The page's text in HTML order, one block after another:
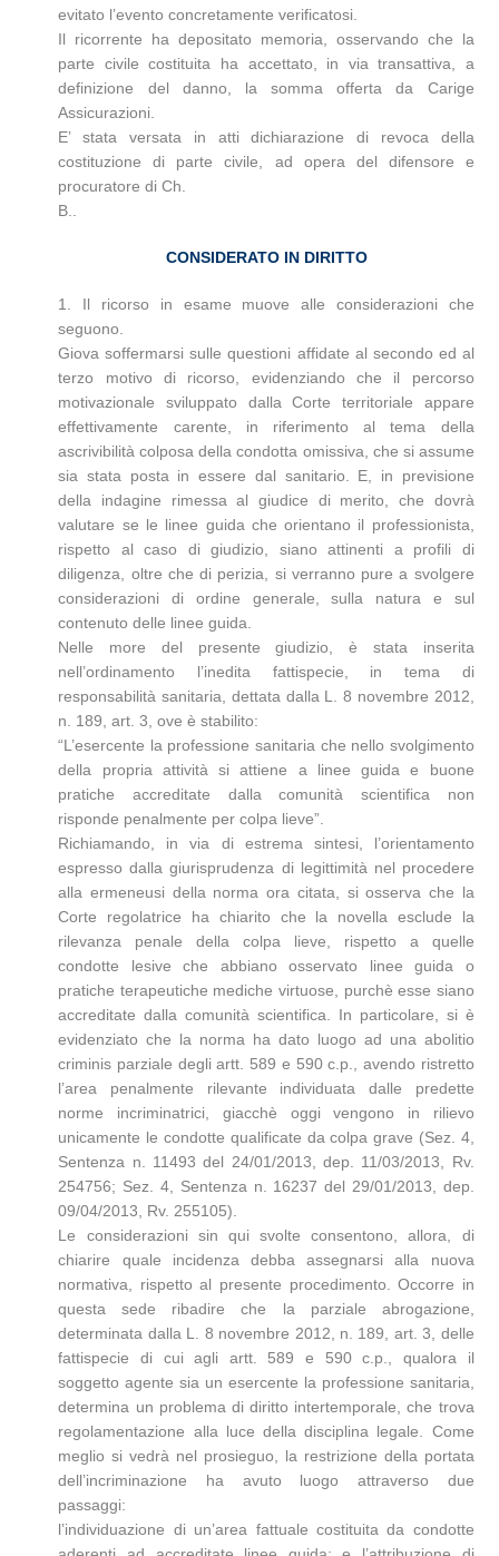
evitato l’evento concretamente verificatosi.
Il ricorrente ha depositato memoria, osservando che la
parte civile costituita ha accettato, in via transattiva, a
definizione del danno, la somma offerta da Carige
Assicurazioni.
E’ stata versata in atti dichiarazione di revoca della
costituzione di parte civile, ad opera del difensore e
procuratore di Ch.
B..
CONSIDERATO IN DIRITTO
1. Il ricorso in esame muove alle considerazioni che
seguono.
Giova soffermarsi sulle questioni affidate al secondo ed al
terzo motivo di ricorso, evidenziando che il percorso
motivazionale sviluppato dalla Corte territoriale appare
effettivamente carente, in riferimento al tema della
ascrivibilità colposa della condotta omissiva, che si assume
sia stata posta in essere dal sanitario. E, in previsione
della indagine rimessa al giudice di merito, che dovrà
valutare se le linee guida che orientano il professionista,
rispetto al caso di giudizio, siano attinenti a profili di
diligenza, oltre che di perizia, si verranno pure a svolgere
considerazioni di ordine generale, sulla natura e sul
contenuto delle linee guida.
Nelle more del presente giudizio, è stata inserita
nell’ordinamento l’inedita fattispecie, in tema di
responsabilità sanitaria, dettata dalla L. 8 novembre 2012,
n. 189, art. 3, ove è stabilito:
“L’esercente la professione sanitaria che nello svolgimento
della propria attività si attiene a linee guida e buone
pratiche accreditate dalla comunità scientifica non
risponde penalmente per colpa lieve”.
Richiamando, in via di estrema sintesi, l’orientamento
espresso dalla giurisprudenza di legittimità nel procedere
alla ermeneusi della norma ora citata, si osserva che la
Corte regolatrice ha chiarito che la novella esclude la
rilevanza penale della colpa lieve, rispetto a quelle
condotte lesive che abbiano osservato linee guida o
pratiche terapeutiche mediche virtuose, purchè esse siano
accreditate dalla comunità scientifica. In particolare, si è
evidenziato che la norma ha dato luogo ad una abolitio
criminis parziale degli artt. 589 e 590 c.p., avendo ristretto
l’area penalmente rilevante individuata dalle predette
norme incriminatrici, giacchè oggi vengono in rilievo
unicamente le condotte qualificate da colpa grave (Sez. 4,
Sentenza n. 11493 del 24/01/2013, dep. 11/03/2013, Rv.
254756; Sez. 4, Sentenza n. 16237 del 29/01/2013, dep.
09/04/2013, Rv. 255105).
Le considerazioni sin qui svolte consentono, allora, di
chiarire quale incidenza debba assegnarsi alla nuova
normativa, rispetto al presente procedimento. Occorre in
questa sede ribadire che la parziale abrogazione,
determinata dalla L. 8 novembre 2012, n. 189, art. 3, delle
fattispecie di cui agli artt. 589 e 590 c.p., qualora il
soggetto agente sia un esercente la professione sanitaria,
determina un problema di diritto intertemporale, che trova
regolamentazione alla luce della disciplina legale. Come
meglio si vedrà nel prosieguo, la restrizione della portata
dell’incriminazione ha avuto luogo attraverso due
passaggi:
l’individuazione di un’area fattuale costituita da condotte